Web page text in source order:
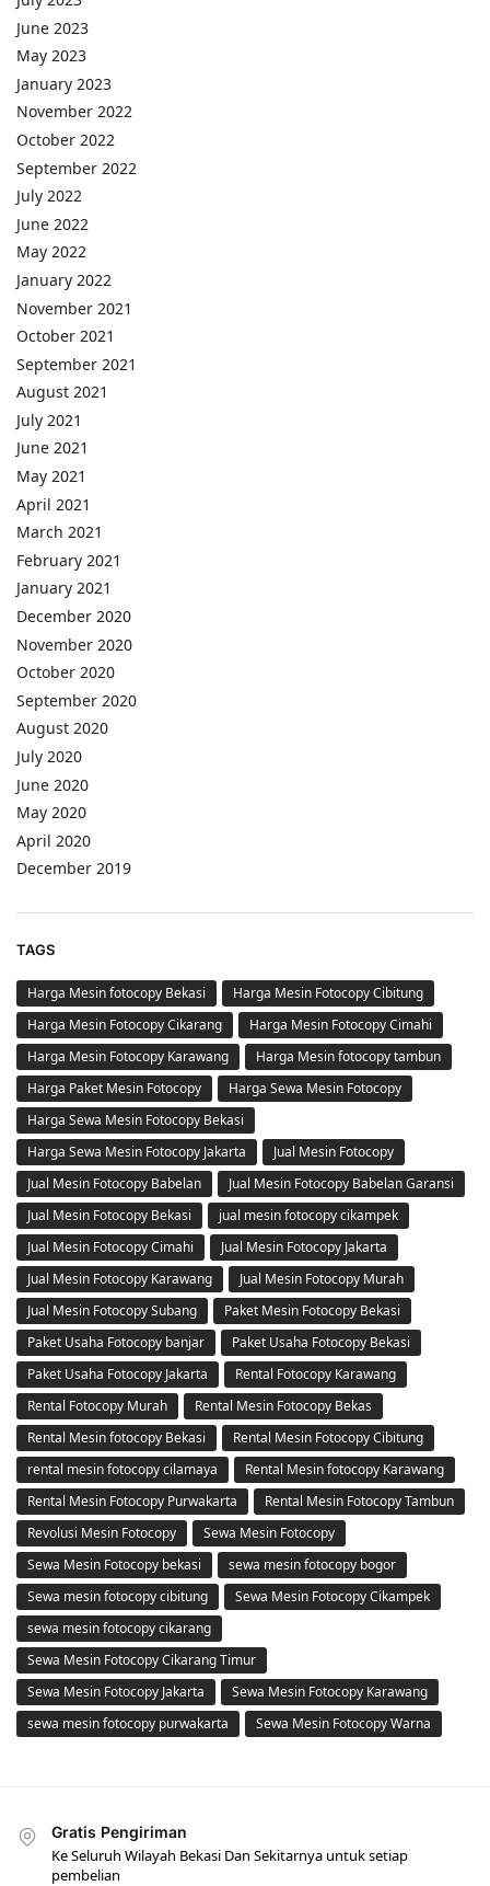
June 2023
May 2023
January 2023
November 2022
October 2022
September 2022
July 2022
June 2022
May 2022
January 2022
November 2021
October 2021
September 2021
August 2021
July 2021
June 2021
May 2021
April 2021
March 2021
February 2021
January 2021
December 2020
November 2020
October 2020
September 2020
August 2020
July 2020
June 2020
May 2020
April 2020
December 2019
TAGS
Harga Mesin fotocopy Bekasi
Harga Mesin Fotocopy Cibitung
Harga Mesin Fotocopy Cikarang
Harga Mesin Fotocopy Cimahi
Harga Mesin Fotocopy Karawang
Harga Mesin fotocopy tambun
Harga Paket Mesin Fotocopy
Harga Sewa Mesin Fotocopy
Harga Sewa Mesin Fotocopy Bekasi
Harga Sewa Mesin Fotocopy Jakarta
Jual Mesin Fotocopy
Jual Mesin Fotocopy Babelan
Jual Mesin Fotocopy Babelan Garansi
Jual Mesin Fotocopy Bekasi
jual mesin fotocopy cikampek
Jual Mesin Fotocopy Cimahi
Jual Mesin Fotocopy Jakarta
Jual Mesin Fotocopy Karawang
Jual Mesin Fotocopy Murah
Jual Mesin Fotocopy Subang
Paket Mesin Fotocopy Bekasi
Paket Usaha Fotocopy banjar
Paket Usaha Fotocopy Bekasi
Paket Usaha Fotocopy Jakarta
Rental Fotocopy Karawang
Rental Fotocopy Murah
Rental Mesin Fotocopy Bekas
Rental Mesin fotocopy Bekasi
Rental Mesin Fotocopy Cibitung
rental mesin fotocopy cilamaya
Rental Mesin fotocopy Karawang
Rental Mesin Fotocopy Purwakarta
Rental Mesin Fotocopy Tambun
Revolusi Mesin Fotocopy
Sewa Mesin Fotocopy
Sewa Mesin Fotocopy bekasi
sewa mesin fotocopy bogor
Sewa mesin fotocopy cibitung
Sewa Mesin Fotocopy Cikampek
sewa mesin fotocopy cikarang
Sewa Mesin Fotocopy Cikarang Timur
Sewa Mesin Fotocopy Jakarta
Sewa Mesin Fotocopy Karawang
sewa mesin fotocopy purwakarta
Sewa Mesin Fotocopy Warna
Gratis Pengiriman
Ke Seluruh Wilayah Bekasi Dan Sekitarnya untuk setiap
pembelian